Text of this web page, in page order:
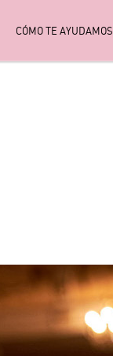
CÓMO TE AYUDAMOS